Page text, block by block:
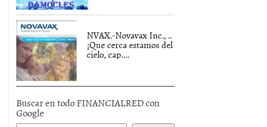
NVAX.-Novavax Inc., ..
¡Que cerca estamos del
cielo, cap....
Buscar en todo FINANCIALRED con
Google